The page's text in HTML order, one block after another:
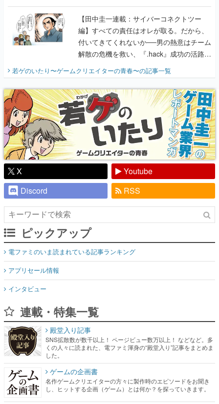
に行って、より理解を深めよう【PR】
【田中圭一連載：サイバーコネクトツー
編】すべての責任はオレが取る。だから、
付いてきてくれないか──男の熱意はチーム
解散の危機を救い、『.hack』成功の活路を
『少年ジャンプ』色だった【若ゲのいた
り】
若ゲのいたり〜ゲームクリエイターの青春〜の記事一覧
X
Youtube
Discord
RSS
ピックアップ
電ファミのいま読まれている記事ランキング
アプリセール情報
インタビュー
連載・特集一覧
殿堂入り記事
SNS拡散数が数千以上！ ページビュー数万以上！ などなど。多
くの人々に読まれた、電ファミ渾身の“殿堂入り”記事をまとめま
した。
ゲームの企画書
名作ゲームクリエイターの方々に製作時のエピソードをお聞き
し、ヒットする企画（ゲーム）とは何か？を探っていきます。